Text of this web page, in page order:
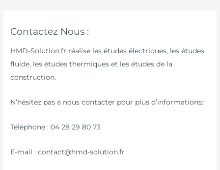
Contactez Nous :
HMD-Solution.fr réalise les études électriques, les études
fluide, les études thermiques et les études de la
construction.
N’hésitez pas à nous contacter pour plus d’informations:
Téléphone : 04 28 29 80 73
E-mail : contact@hmd-solution.fr